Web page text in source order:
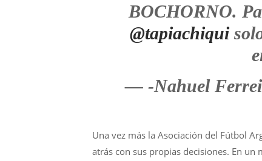
BOCHORNO.
@tapiachiqui
— -Nahuel
Una vez más la Asociación del Fútbol
atrás con sus propias decisiones. En